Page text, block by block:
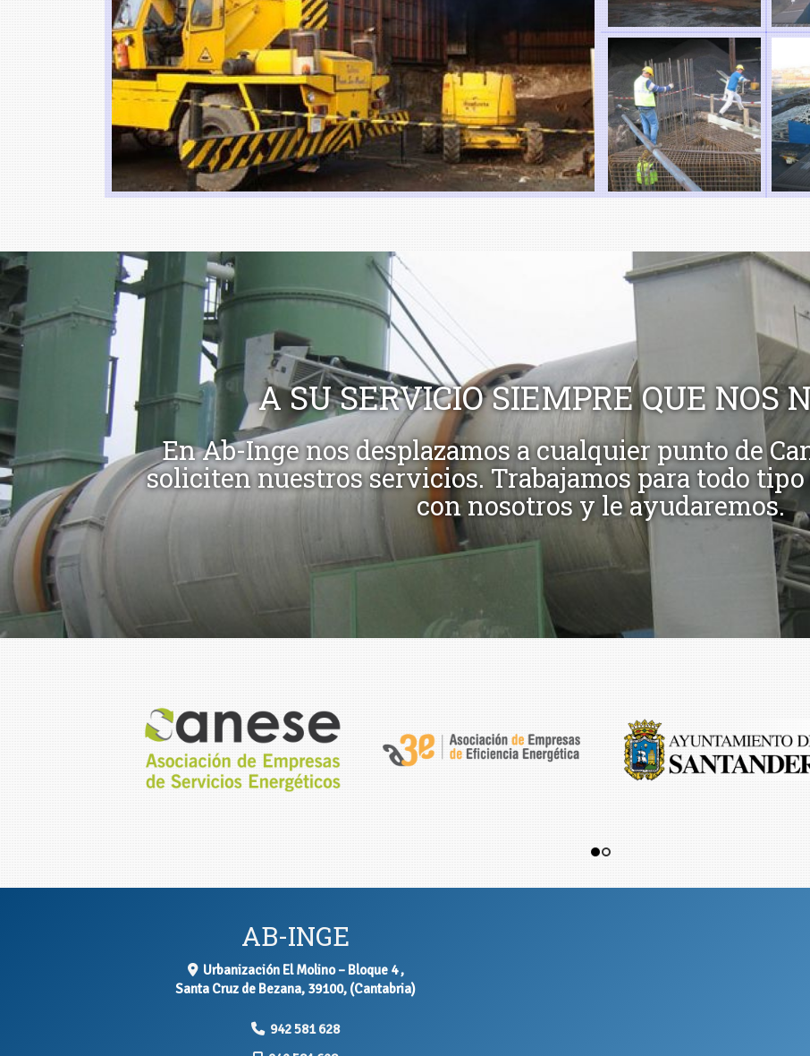
A SU SERVICIO SIEMPRE QUE NOS
En Ab-Inge nos desplazamos a cualquier punto de
soliciten nuestros servicios. Trabajamos para todo
con nosotros y le ayudaremos.
AB-INGE
Urbanización El Molino – Bloque 4 ,
Santa Cruz de Bezana, 39100, (Cantabria)
942 581 628